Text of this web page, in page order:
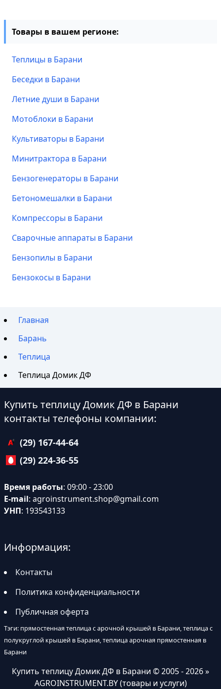
Товары в вашем регионе:
Теплицы в Барани
Беседки в Барани
Летние души в Барани
Мотоблоки в Барани
Культиваторы в Барани
Минитрактора в Барани
Бензогенераторы в Барани
Бетономешалки в Барани
Компрессоры в Барани
Сварочные аппараты в Барани
Бензопилы в Барани
Бензокосы в Барани
Главная
Барань
Теплица
Теплица Домик ДФ
Купить теплицу Домик ДФ в Барани
контакты телефоны компании:
(29) 167-44-64
(29) 224-36-55
Время работы: 09:00 - 23:00
E-mail: agroinstrument.shop@gmail.com
УНП: 193543133
Информация:
Контакты
Политика конфиденциальности
Публичная оферта
Тэги: прямостенная теплица с арочной крышей в Барани, теплица с
полукруглой крышей в Барани, теплица арочная прямостенная в
Барани
Купить теплицу Домик ДФ в Барани © 2005 - 2026 »
AGROINSTRUMENT.BY (товары и услуги)